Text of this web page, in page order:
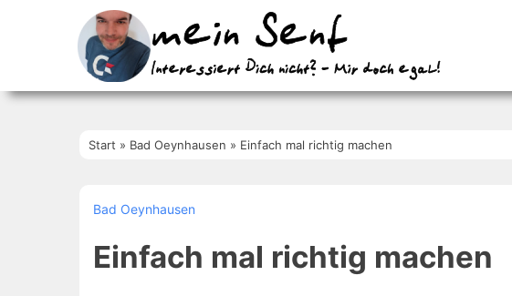
Start » Bad Oeynhausen » Einfach mal richtig machen
Bad Oeynhausen
Einfach mal richtig machen